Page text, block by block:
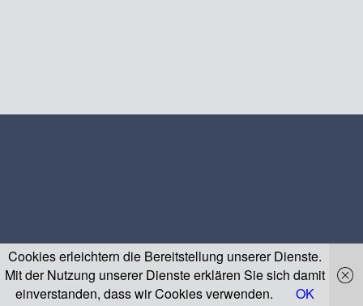
Cookies erleichtern die Bereitstellung unserer Dienste.
Mit der Nutzung unserer Dienste erklären Sie sich damit
einverstanden, dass wir Cookies verwenden.
OK